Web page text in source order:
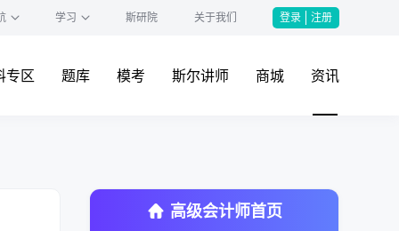
学习 斯研院 关于我们 登录 注册
专区 题库 模考 斯尔讲师 商城 资讯
高级会计师首页